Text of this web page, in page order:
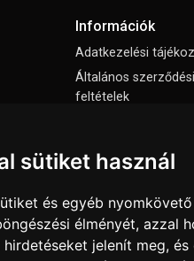
sütiket használ
és egyéb
élményét, azzal
jelenít meg,
Információk
Adatkezelési
Általános szerződési
feltételek
Süti beállítások